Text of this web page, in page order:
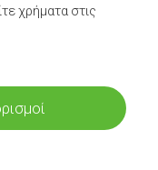
χρήματα στις